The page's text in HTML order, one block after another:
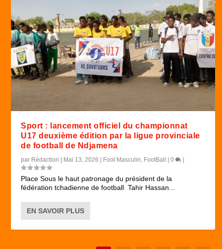
Sport : lancement officiel du championnat
U17 deuxième édition par la ligue provinciale
de football de Ndjamena
par Rédaction Mai 13, 2026 Foot Masculin, FootBall |0
Place Sous le haut patronage du président de la
fédération tchadienne de football Tahir Hassan...
EN SAVOIR PLUS